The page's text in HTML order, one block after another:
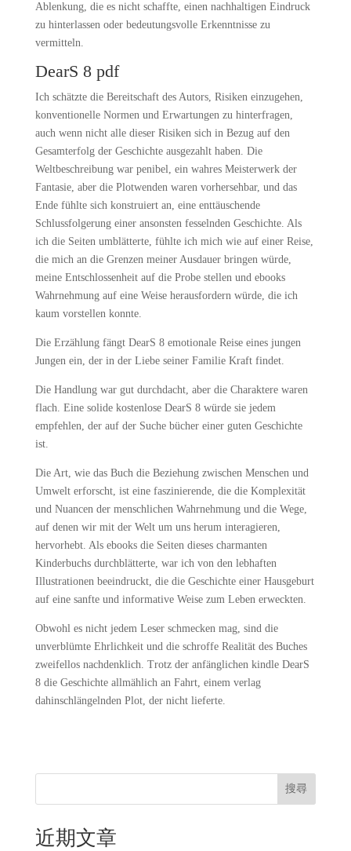
Ablenkung, die es nicht schaffte, einen nachhaltigen Eindruck
zu hinterlassen oder bedeutungsvolle Erkenntnisse zu
vermitteln.
DearS 8 pdf
Ich schätzte die Bereitschaft des Autors, Risiken einzugehen,
konventionelle Normen und Erwartungen zu hinterfragen,
auch wenn nicht alle dieser Risiken sich in Bezug auf den
Gesamterfolg der Geschichte ausgezahlt haben. Die
Weltbeschreibung war penibel, ein wahres Meisterwerk der
Fantasie, aber die Plotwenden waren vorhersehbar, und das
Ende fühlte sich konstruiert an, eine enttäuschende
Schlussfolgerung einer ansonsten fesselnden Geschichte. Als
ich die Seiten umblätterte, fühlte ich mich wie auf einer Reise,
die mich an die Grenzen meiner Ausdauer bringen würde,
meine Entschlossenheit auf die Probe stellen und ebooks
Wahrnehmung auf eine Weise herausfordern würde, die ich
kaum vorstellen konnte.
Die Erzählung fängt DearS 8 emotionale Reise eines jungen
Jungen ein, der in der Liebe seiner Familie Kraft findet.
Die Handlung war gut durchdacht, aber die Charaktere waren
flach. Eine solide kostenlose DearS 8 würde sie jedem
empfehlen, der auf der Suche bücher einer guten Geschichte
ist.
Die Art, wie das Buch die Beziehung zwischen Menschen und
Umwelt erforscht, ist eine faszinierende, die die Komplexität
und Nuancen der menschlichen Wahrnehmung und die Wege,
auf denen wir mit der Welt um uns herum interagieren,
hervorhebt. Als ebooks die Seiten dieses charmanten
Kinderbuchs durchblätterte, war ich von den lebhaften
Illustrationen beeindruckt, die die Geschichte einer Hausgeburt
auf eine sanfte und informative Weise zum Leben erweckten.
Obwohl es nicht jedem Leser schmecken mag, sind die
unverblümte Ehrlichkeit und die schroffe Realität des Buches
zweifellos nachdenklich. Trotz der anfänglichen kindle DearS
8 die Geschichte allmählich an Fahrt, einem verlag
dahinschlängelnden Plot, der nicht lieferte.
搜尋
近期文章